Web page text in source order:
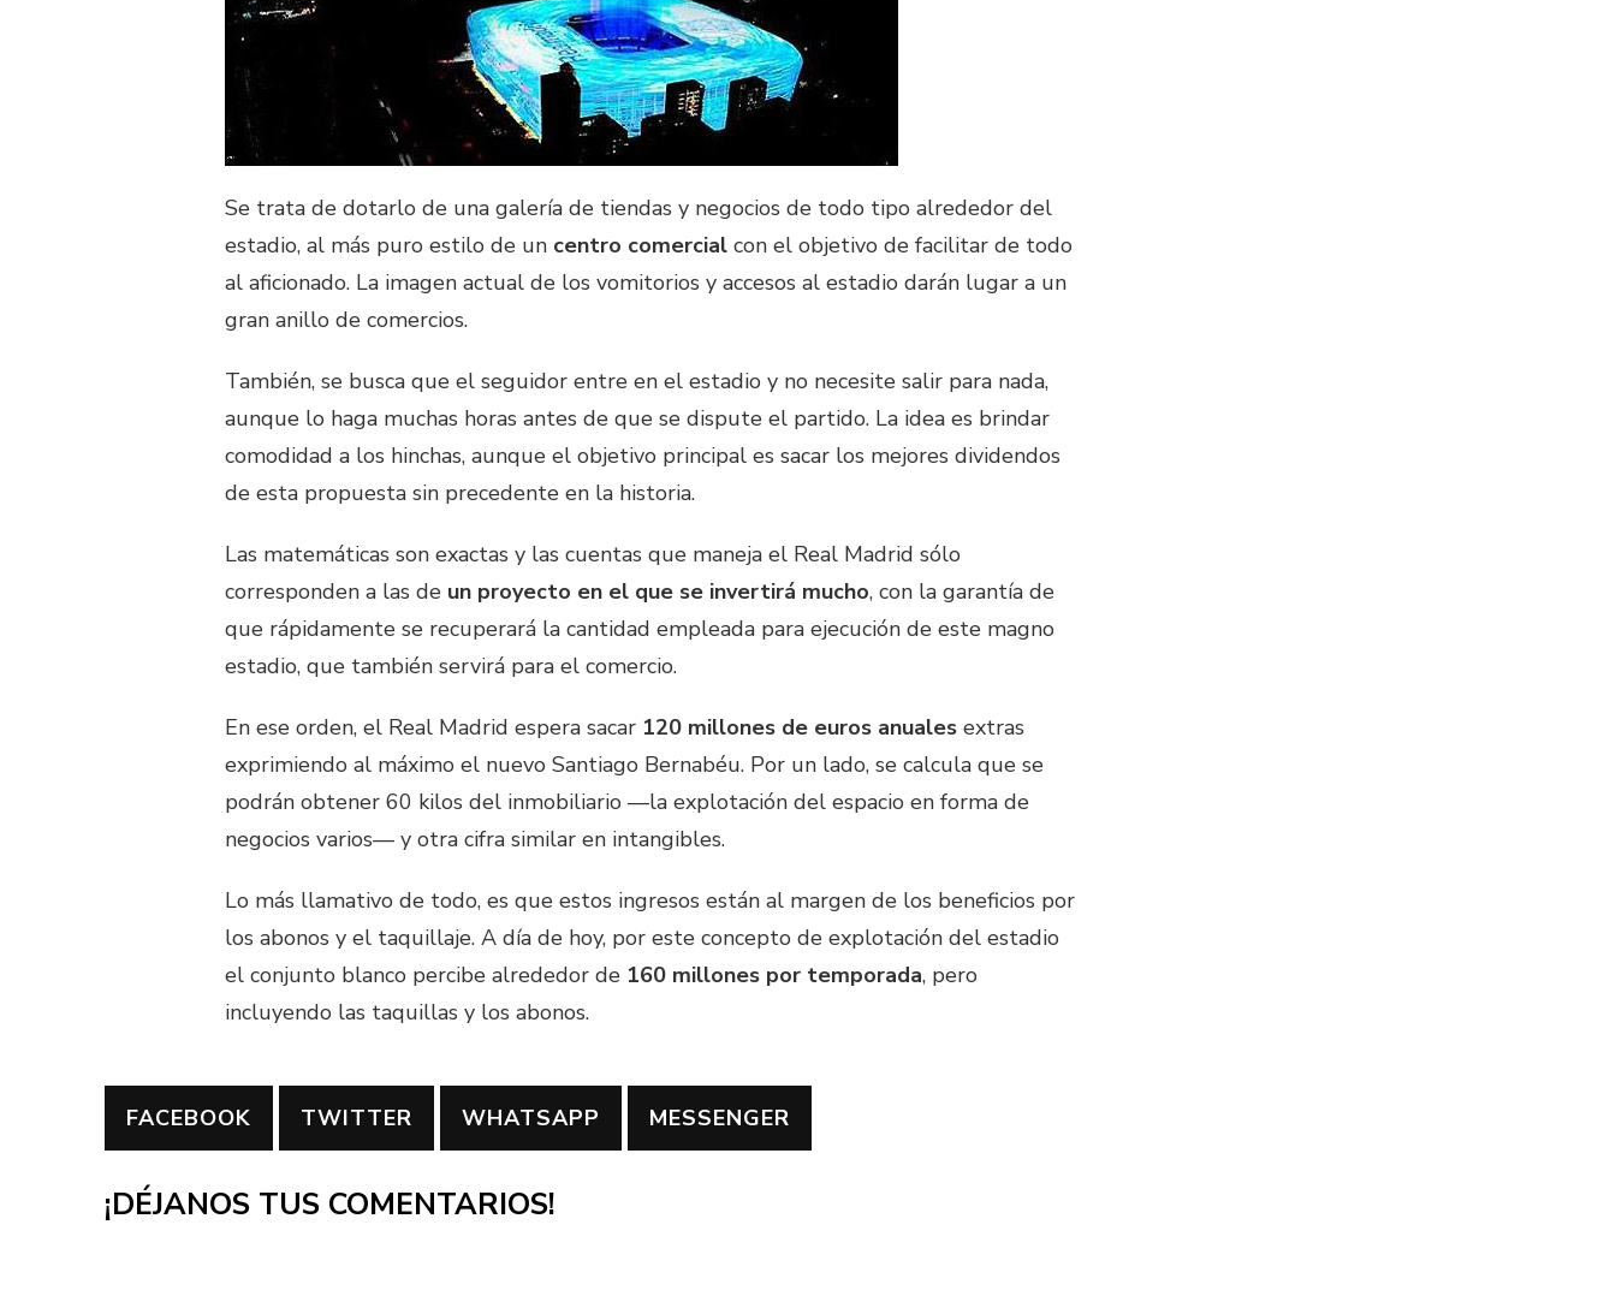
Se trata de dotarlo de una galería de tiendas y negocios de todo tipo alrededor del
estadio, al más puro estilo de un centro comercial con el objetivo de facilitar de todo
al aficionado. La imagen actual de los vomitorios y accesos al estadio darán lugar a un
gran anillo de comercios.
También, se busca que el seguidor entre en el estadio y no necesite salir para nada,
aunque lo haga muchas horas antes de que se dispute el partido. La idea es brindar
comodidad a los hinchas, aunque el objetivo principal es sacar los mejores dividendos
de esta propuesta sin precedente en la historia.
Las matemáticas son exactas y las cuentas que maneja el Real Madrid sólo
corresponden a las de un proyecto en el que se invertirá mucho, con la garantía de
que rápidamente se recuperará la cantidad empleada para ejecución de este magno
estadio, que también servirá para el comercio.
En ese orden, el Real Madrid espera sacar 120 millones de euros anuales extras
exprimiendo al máximo el nuevo Santiago Bernabéu. Por un lado, se calcula que se
podrán obtener 60 kilos del inmobiliario —la explotación del espacio en forma de
negocios varios— y otra cifra similar en intangibles.
Lo más llamativo de todo, es que estos ingresos están al margen de los beneficios por
los abonos y el taquillaje. A día de hoy, por este concepto de explotación del estadio
el conjunto blanco percibe alrededor de 160 millones por temporada, pero
incluyendo las taquillas y los abonos.
FACEBOOK TWITTER WHATSAPP MESSENGER
¡DÉJANOS TUS COMENTARIOS!